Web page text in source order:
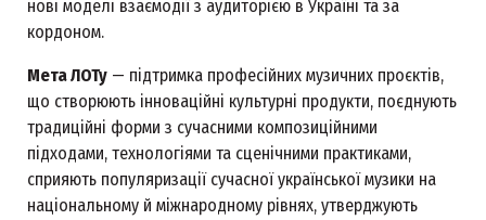
нові моделі взаємодії з аудиторією в Україні та за
кордоном.
Мета ЛОТу — підтримка професійних музичних проєктів,
що створюють інноваційні культурні продукти, поєднують
традиційні форми з сучасними композиційними
підходами, технологіями та сценічними практиками,
сприяють популяризації сучасної української музики на
національному й міжнародному рівнях, утверджують